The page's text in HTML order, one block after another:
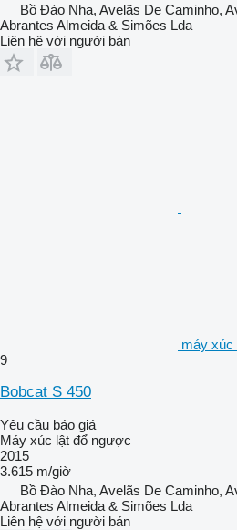
Bồ Đào Nha, Avelãs De Caminho,
Abrantes Almeida & Simões Lda
Liên hệ với người bán
máy xúc
9
Bobcat S 450
Yêu cầu báo giá
Máy xúc lật đổ ngược
2015
3.615 m/giờ
Bồ Đào Nha, Avelãs De Caminho,
Abrantes Almeida & Simões Lda
Liên hệ với người bán